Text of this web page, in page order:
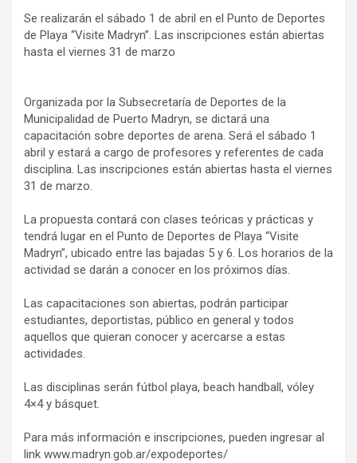
Se realizarán el sábado 1 de abril en el Punto de Deportes
de Playa “Visite Madryn”. Las inscripciones están abiertas
hasta el viernes 31 de marzo
Organizada por la Subsecretaría de Deportes de la
Municipalidad de Puerto Madryn, se dictará una
capacitación sobre deportes de arena. Será el sábado 1
abril y estará a cargo de profesores y referentes de cada
disciplina. Las inscripciones están abiertas hasta el viernes
31 de marzo.
La propuesta contará con clases teóricas y prácticas y
tendrá lugar en el Punto de Deportes de Playa “Visite
Madryn”, ubicado entre las bajadas 5 y 6. Los horarios de la
actividad se darán a conocer en los próximos días.
Las capacitaciones son abiertas, podrán participar
estudiantes, deportistas, público en general y todos
aquellos que quieran conocer y acercarse a estas
actividades.
Las disciplinas serán fútbol playa, beach handball, vóley
4×4 y básquet.
Para más información e inscripciones, pueden ingresar al
link www.madryn.gob.ar/expodeportes/